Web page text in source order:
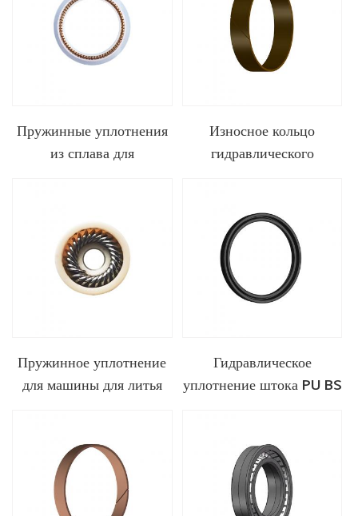
Пружинные уплотнения
из сплава для
Износное кольцо
гидравлического
Пружинное уплотнение
для машины для литья
Гидравлическое
уплотнение штока PU BS